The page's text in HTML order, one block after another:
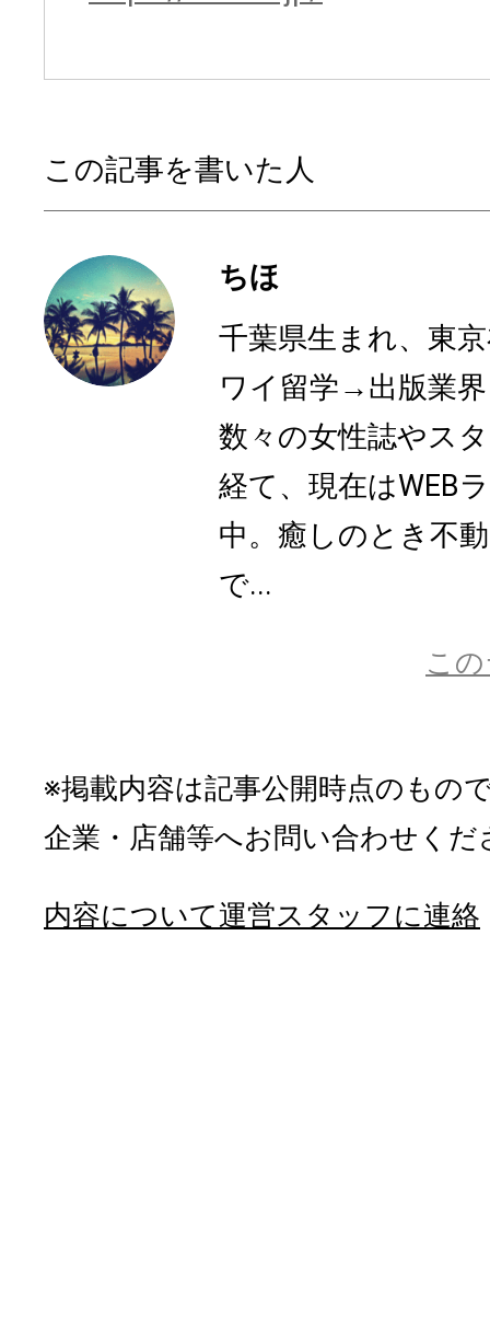
この記事を書いた人
ちほ
千葉県生まれ、東
ワイ留学→出版業
数々の女性誌やス
経て、現在はWEB
中。癒しのとき不
で...
こ
※掲載内容は記事公開時点のもの
企業・店舗等へお問い合わせくだ
内容について運営スタッフに連絡